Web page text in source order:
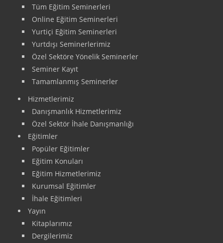
Tüm Eğitim Seminerleri
Online Eğitim Seminerleri
Yurtiçi Eğitim Seminerleri
Yurtdışı Seminerlerimiz
Özel Sektöre Yönelik Seminerler
Seminer Kayıt
Tamamlanmış Seminerler
Hizmetlerimiz
Danışmanlık Hizmetlerimiz
Özel Sektör İhale Danışmanlığı
Eğitimler
Popüler Eğitimler
Eğitim Konuları
Eğitim Hizmetlerimiz
Kurumsal Eğitimler
İhale Eğitimleri
Yayın
Kitaplarımız
Dergilerimiz